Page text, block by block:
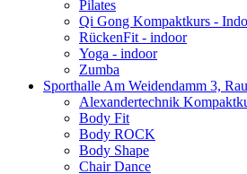
Pilates
Qi Gong Kompaktkurs -
RückenFit - indoor
Yoga - indoor
Zumba
Sporthalle Am Weidendamm 3,
Alexandertechnik
Body Fit
Body ROCK
Body Shape
Chair Dance